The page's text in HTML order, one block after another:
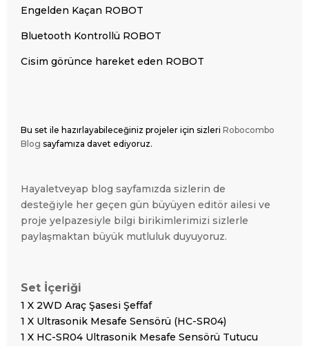
Engelden Kaçan ROBOT
Bluetooth Kontrollü ROBOT
Cisim görünce hareket eden ROBOT
Bu set ile hazırlayabileceğiniz projeler için sizleri Robocombo
Blog sayfamıza davet ediyoruz.
Hayaletveyap blog sayfamızda sizlerin de
desteğiyle her geçen gün büyüyen editör ailesi ve
proje yelpazesiyle bilgi birikimlerimizi sizlerle
paylaşmaktan büyük mutluluk duyuyoruz.
Set İçeriği
1 X 2WD Araç Şasesi Şeffaf
1 X Ultrasonik Mesafe Sensörü (HC-SR04)
1 X HC-SR04 Ultrasonik Mesafe Sensörü Tutucu